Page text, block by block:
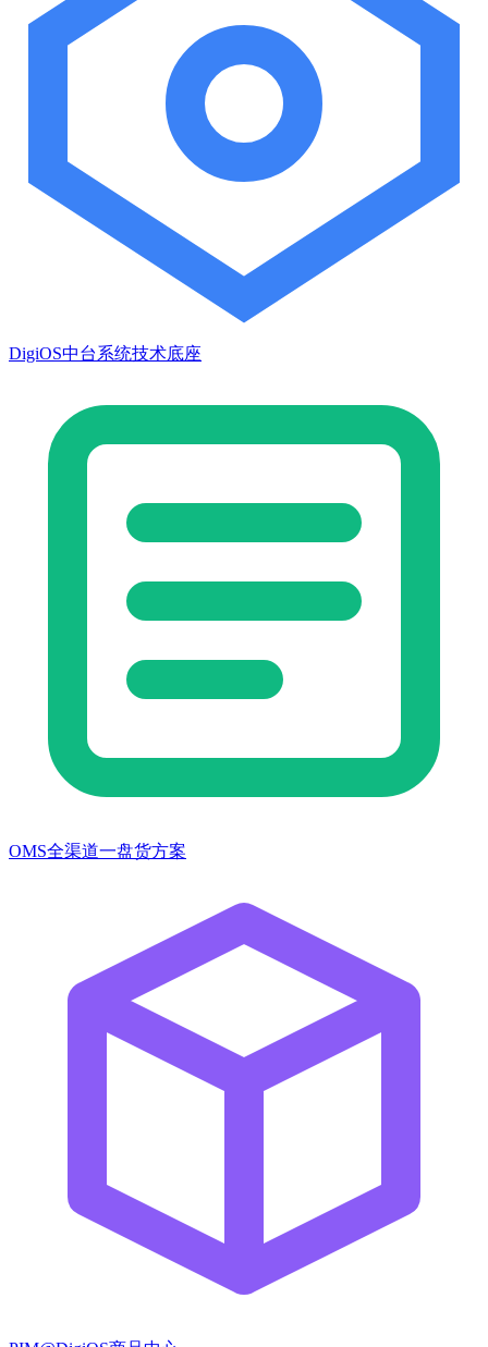
DigiOS中台系统技术底座
OMS全渠道一盘货方案